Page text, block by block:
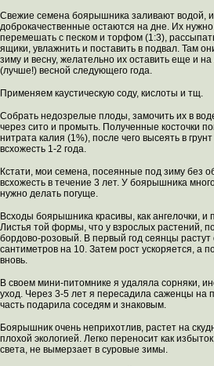
Свежие семена боярышника заливают водой,
доброкачественные остаются на дне. Их
перемешать с песком и торфом (1:3),
ящики, увлажнить и поставить в подвал. Там
зиму и весну, желательно их оставить еще и
(лучше!) весной следующего года.
Применяем каустическую соду, кислоты и тщ.
Собрать недозрелые плоды, замочить их в
через сито и промыть. Полученные косточки
нитрата калия (1%), после чего высеять в
всхожесть 1-2 года.
Кстати, мои семена, посеянные под зиму без
всхожесть в течение 3 лет. У боярышника
нужно делать погуще.
Всходы боярышника красивы, как ангелочки, и
Листья той формы, что у взрослых растений,
бордово-розовый. В первый год сеянцы растут
сантиметров на 10. Затем рост ускоряется, а
вновь.
В своем мини-питомнике я удаляла сорняки,
уход. Через 3-5 лет я пересадила саженцы на
часть подарила соседям и знаковым.
Боярышник очень неприхотлив, растет на
плохой экологией. Легко переносит как
света, не вымерзает в суровые зимы.